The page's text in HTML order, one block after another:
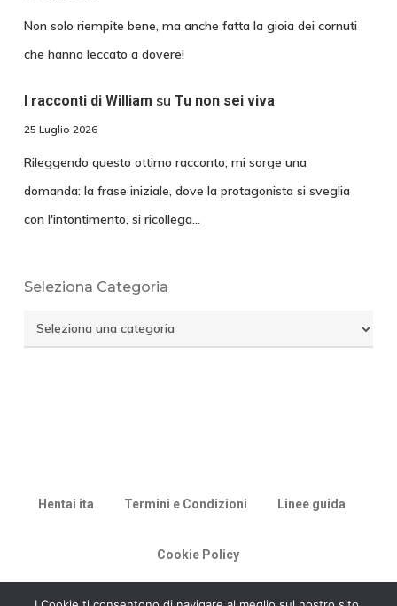
Non solo riempite bene, ma anche fatta la gioia dei cornuti
che hanno leccato a dovere!
I racconti di William su Tu non sei viva
25 Luglio 2026
Rileggendo questo ottimo racconto, mi sorge una
domanda: la frase iniziale, dove la protagonista si sveglia
con l'intontimento, si ricollega…
Seleziona Categoria
Seleziona
Categoria
Hentai ita Termini e Condizioni Linee guida
Cookie Policy